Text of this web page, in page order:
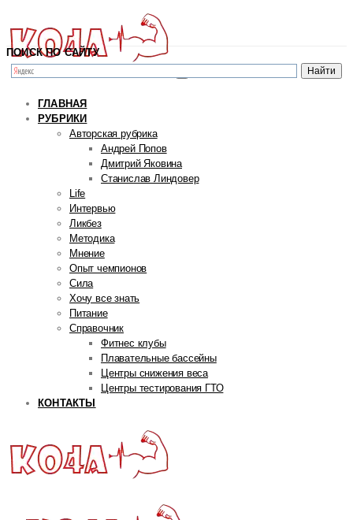
ПОИСК ПО САЙТУ
ГЛАВНАЯ
РУБРИКИ
Авторская рубрика
Андрей Попов
Дмитрий Яковина
Станислав Линдовер
Life
Интервью
Ликбез
Методика
Мнение
Опыт чемпионов
Сила
Хочу все знать
Питание
Справочник
Фитнес клубы
Плавательные бассейны
Центры снижения веса
Центры тестирования ГТО
КОНТАКТЫ